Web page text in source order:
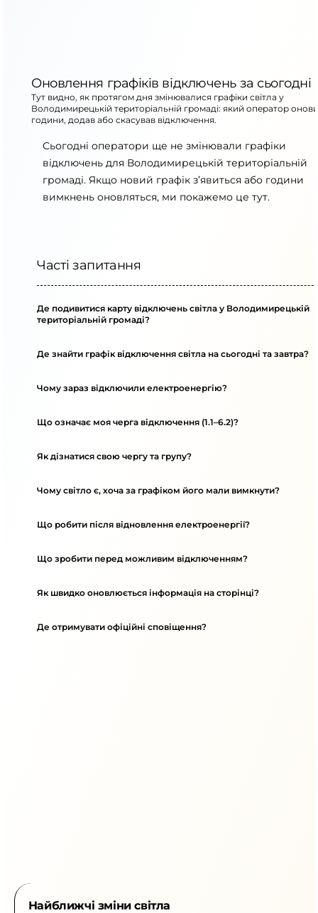
Оновлення графіків відключень за сьогодні
Тут видно, як протягом дня змінювалися графіки світла у
Володимирецькій територіальній громаді: який оператор
години, додав або скасував відключення.
Сьогодні оператори ще не змінювали графіки
відключень для Володимирецькій територіальній
громаді. Якщо новий графік з’явиться або години
вимкнень оновляться, ми покажемо це тут.
Часті запитання
Де подивитися карту відключень світла у Володимирецькій
територіальній громаді?
Де знайти графік відключення світла на сьогодні та завтра?
Чому зараз відключили електроенергію?
Що означає моя черга відключення (1.1–6.2)?
Як дізнатися свою чергу та групу?
Чому світло є, хоча за графіком його мали вимкнути?
Що робити після відновлення електроенергії?
Що зробити перед можливим відключенням?
Як швидко оновлюється інформація на сторінці?
Де отримувати офіційні сповіщення?
Найближчі зміни світла